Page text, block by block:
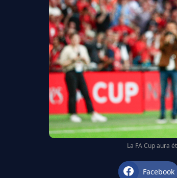
La FA Cup aura
Facebook